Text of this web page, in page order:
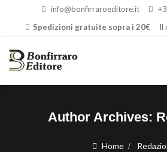
info@bonfirraroeditore.it
Spedizioni gratuite sopra i 20€
Il
Author Archives:
Home